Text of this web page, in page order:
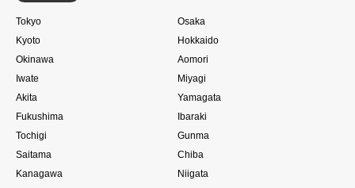
Tokyo
Osaka
Kyoto
Hokkaido
Okinawa
Aomori
Iwate
Miyagi
Akita
Yamagata
Fukushima
Ibaraki
Tochigi
Gunma
Saitama
Chiba
Kanagawa
Niigata